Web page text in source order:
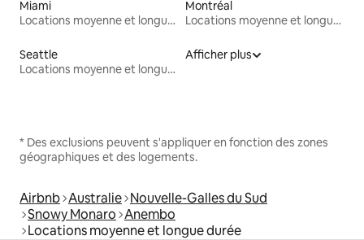
Miami
Locations moyenne et longue durée
Montréal
Locations moyenne et longue durée
Seattle
Locations moyenne et longue durée
Afficher plus
* Des exclusions peuvent s'appliquer en fonction des zones
géographiques et des logements.
Airbnb Australie Nouvelle-Galles du Sud
Snowy Monaro Anembo
Locations moyenne et longue durée